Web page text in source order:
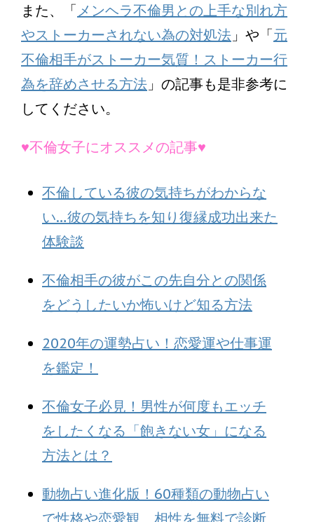
また、「メンヘラ不倫男との上手な別れ方
やストーカーされない為の対処法 」や「元
不倫相手がストーカー気質！ストーカー行
為を辞めさせる方法 」の記事も是非参考に
してください。
♥不倫女子にオススメの記事♥
不倫している彼の気持ちがわからな
い…彼の気持ちを知り復縁成功出来た
体験談
不倫相手の彼がこの先自分との関係
をどうしたいか怖いけど知る方法
2020年の運勢占い！恋愛運や仕事運
を鑑定！
不倫女子必見！男性が何度もエッチ
をしたくなる「飽きない女」になる
方法とは？
動物占い進化版！60種類の動物占い
で性格や恋愛観、相性を無料で診断